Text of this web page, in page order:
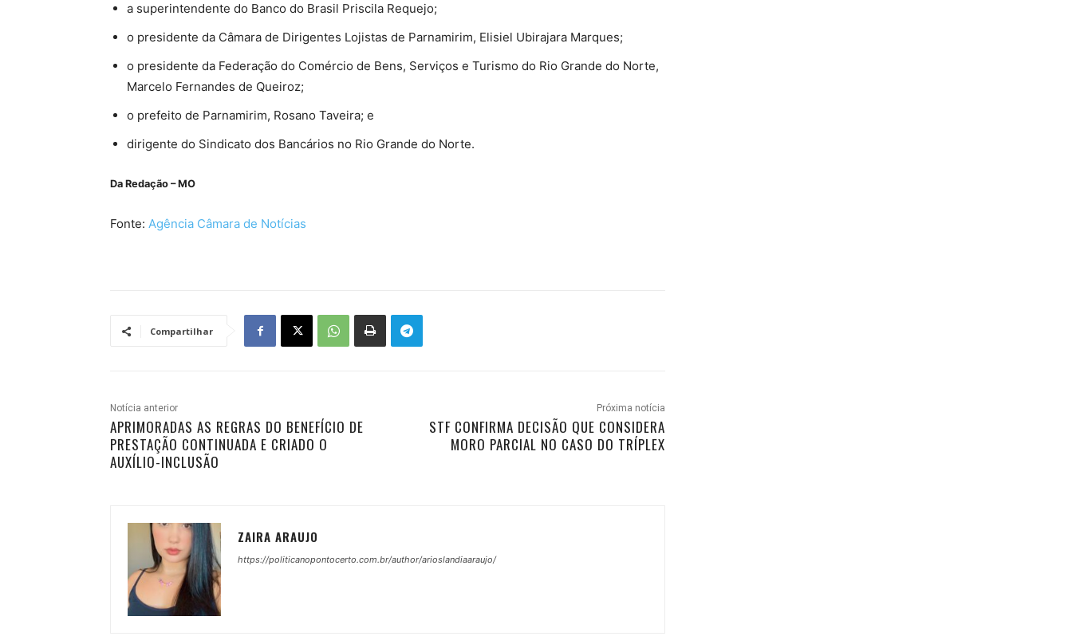
a superintendente do Banco do Brasil Priscila Requejo;
o presidente da Câmara de Dirigentes Lojistas de Parnamirim, Elisiel Ubirajara Marques;
o presidente da Federação do Comércio de Bens, Serviços e Turismo do Rio Grande do Norte,
Marcelo Fernandes de Queiroz;
o prefeito de Parnamirim, Rosano Taveira; e
dirigente do Sindicato dos Bancários no Rio Grande do Norte.
Da Redação – MO
Fonte: Agência Câmara de Notícias
Compartilhar
Notícia anterior
APRIMORADAS AS REGRAS DO BENEFÍCIO DE
PRESTAÇÃO CONTINUADA E CRIADO O
AUXÍLIO-INCLUSÃO
Próxima notícia
STF CONFIRMA DECISÃO QUE CONSIDERA
MORO PARCIAL NO CASO DO TRÍPLEX
ZAIRA ARAUJO
https://politicanopontocerto.com.br/author/arioslandiaaraujo/